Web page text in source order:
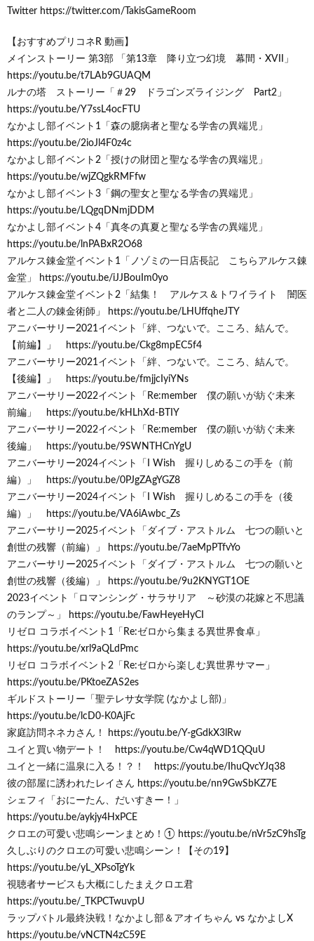
Twitter https://twitter.com/TakisGameRoom
【おすすめプリコネR 動画】
メインストーリー 第3部 「第13章 降り立つ幻境 幕間・XVII」
https://youtu.be/t7LAb9GUAQM
ルナの塔 ストーリー「＃29 ドラゴンズライジング Part2」
https://youtu.be/Y7ssL4ocFTU
なかよし部イベント1「森の臆病者と聖なる学舎の異端児」
https://youtu.be/2ioJl4F0z4c
なかよし部イベント2「授けの財団と聖なる学舎の異端児」
https://youtu.be/wjZQgkRMFfw
なかよし部イベント3「鋼の聖女と聖なる学舎の異端児」
https://youtu.be/LQgqDNmjDDM
なかよし部イベント4「真冬の真夏と聖なる学舎の異端児」
https://youtu.be/lnPABxR2O68
アルケス錬金堂イベント1「ノゾミの一日店長記 こちらアルケス錬
金堂」 https://youtu.be/iJJBouIm0yo
アルケス錬金堂イベント2「結集！ アルケス＆トワイライト 闇医
者と二人の錬金術師」 https://youtu.be/LHUffqheJTY
アニバーサリー2021イベント「絆、つないで。こころ、結んで。
【前編】」 https://youtu.be/Ckg8mpEC5f4
アニバーサリー2021イベント「絆、つないで。こころ、結んで。
【後編】」 https://youtu.be/fmjjcIyiYNs
アニバーサリー2022イベント「Re:member 僕の願いが紡ぐ未来
前編」 https://youtu.be/kHLhXd-BTIY
アニバーサリー2022イベント「Re:member 僕の願いが紡ぐ未来
後編」 https://youtu.be/9SWNTHCnYgU
アニバーサリー2024イベント「I Wish 握りしめるこの手を（前
編）」 https://youtu.be/0PJgZAgYGZ8
アニバーサリー2024イベント「I Wish 握りしめるこの手を（後
編）」 https://youtu.be/VA6iAwbc_Zs
アニバーサリー2025イベント「ダイブ・アストルム 七つの願いと
創世の残響（前編）」 https://youtu.be/7aeMpPTfvYo
アニバーサリー2025イベント「ダイブ・アストルム 七つの願いと
創世の残響（後編）」 https://youtu.be/9u2KNYGT1OE
2023イベント「ロマンシング・サラサリア ～砂漠の花嫁と不思議
のランプ～」 https://youtu.be/FawHeyeHyCI
リゼロ コラボイベント1「Re:ゼロから集まる異世界食卓」
https://youtu.be/xrl9aQLdPmc
リゼロ コラボイベント2「Re:ゼロから楽しむ異世界サマー」
https://youtu.be/PKtoeZAS2es
ギルドストーリー「聖テレサ女学院 (なかよし部)」
https://youtu.be/lcD0-K0AjFc
家庭訪問ネネカさん！ https://youtu.be/Y-gGdkX3lRw
ユイと買い物デート！ https://youtu.be/Cw4qWD1QQuU
ユイと一緒に温泉に入る！？！ https://youtu.be/IhuQvcYJq38
彼の部屋に誘われたレイさん https://youtu.be/nn9GwSbKZ7E
シェフィ「おにーたん、だいすきー！」
https://youtu.be/aykjy4HxPCE
クロエの可愛い悲鳴シーンまとめ！① https://youtu.be/nVr5zC9hsTg
久しぶりのクロエの可愛い悲鳴シーン！【その19】
https://youtu.be/yL_XPsoTgYk
視聴者サービスも大概にしたまえクロエ君
https://youtu.be/_TKPCTwuvpU
ラップバトル最終決戦！なかよし部＆アオイちゃん vs なかよしX
https://youtu.be/vNCTN4zC59E